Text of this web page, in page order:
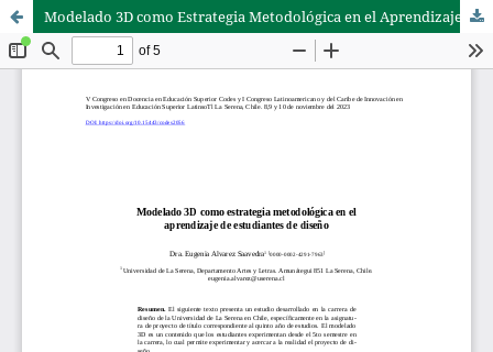
Modelado 3D como Estrategia Metodológica en el Aprendizaje de Estudiantes de Diseño